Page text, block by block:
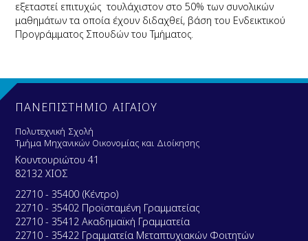
εξεταστεί επιτυχώς τουλάχιστον στο 50% των συνολικών
μαθημάτων τα οποία έχουν διδαχθεί, βάση του Ενδεικτικού
Προγράμματος Σπουδών του Τμήματος.
ΠΑΝΕΠΙΣΤΗΜΙΟ ΑΙΓΑΙΟΥ
Πολυτεχνική Σχολή
Τμήμα Μηχανικών Οικονομίας και Διοίκησης
Κουντουριώτου 41
82132 ΧΙΟΣ
22710 - 35400 (Κέντρο)
22710 - 35402 Προϊσταμένη Γραμματείας
22710 - 35412 Ακαδημαϊκή Γραμματεία
22710 - 35422 Γραμματεία Μεταπτυχιακών Φοιτητών